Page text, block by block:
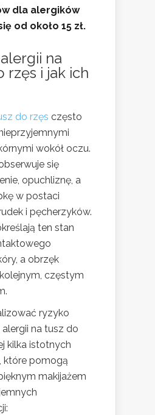
dla alergików
od około 15 zł.
na
rzęs i jak ich
do rzęs często
wokół oczu.
się
opuchliznę, a
w postaci
i pęcherzyków.
ten stan
a obrzęk
częstym
ryzyko
na tusz do
kilka istotnych
które pomogą
makijażem